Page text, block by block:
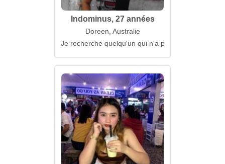
Indominus, 27 années
Doreen, Australie
Je recherche quelqu'un qui n'a pas peur des